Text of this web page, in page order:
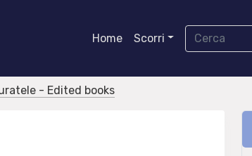
Home Scorri
- Edited books